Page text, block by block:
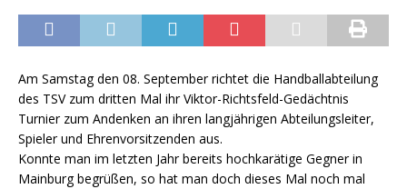
Am Samstag den 08. September richtet die Handballabteilung
des TSV zum dritten Mal ihr Viktor-Richtsfeld-Gedächtnis
Turnier zum Andenken an ihren langjährigen Abteilungsleiter,
Spieler und Ehrenvorsitzenden aus.
Konnte man im letzten Jahr bereits hochkarätige Gegner in
Mainburg begrüßen, so hat man doch dieses Mal noch mal